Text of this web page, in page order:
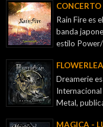
Rain Fire es
banda
estilo
Dreamerie
Metal,
MAGICA -